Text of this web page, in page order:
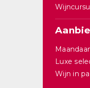
Luxe
Wijn in